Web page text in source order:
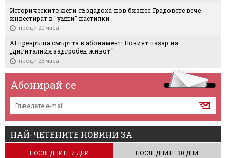
Историческите жеги създадоха нов бизнес: Градовете вече
инвестират в "умни" настилки
преди 20 часа
AI превръща смъртта в абонамент: Новият пазар на
„дигиталния задгробен живот“
преди 23 часа
Абонирай се
НАЙ-ЧЕТЕНИТЕ НОВИНИ ЗА
ПОСЛЕДНИТЕ 7 ДНИ ПОСЛЕДНИТЕ 30 ДНИ